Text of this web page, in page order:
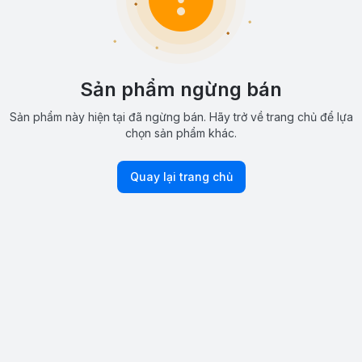
Sản phẩm ngừng bán
Sản phẩm này hiện tại đã ngừng bán. Hãy trở về trang chủ để lựa
chọn sản phẩm khác.
Quay lại trang chủ